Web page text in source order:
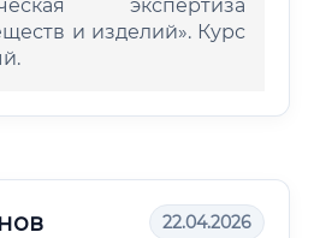
экспертиза
и изделий». Курс
22.04.2026